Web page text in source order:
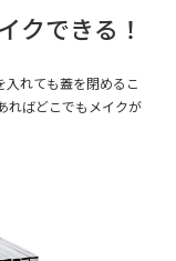
クできる！
れても蓋を閉めるこ
ればどこでもメイクが